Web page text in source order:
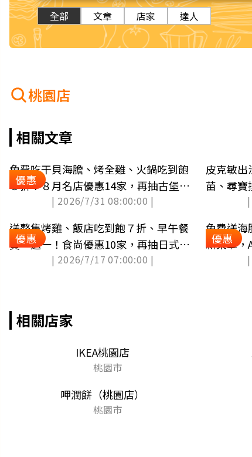
全部 文章 店家 達人
桃園店
相關文章
優惠
免費吃干貝海膽、烤全雞、火鍋吃到飽
８折！８月名店優惠14家，再抽古堡旅
| 2026/7/31 08:00:00 |
皮克敏出
苗、尋寶
優惠
送整隻烤雞、飯店吃到飽７折、早午餐
買一送一！食尚優惠10家，再抽日式民
宿（中獎公布）| 2026/7/17 07:00:00 |
優惠
免費送海
新菜單，
點（中
相關店家
IKEA桃園店
桃園市
呷潤餅（桃園店）
桃園市